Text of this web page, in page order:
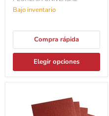
Bajo inventario
Compra rápida
Elegir opciones